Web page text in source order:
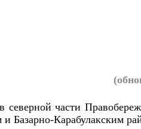
МО
части
Базарно-Карабулакским